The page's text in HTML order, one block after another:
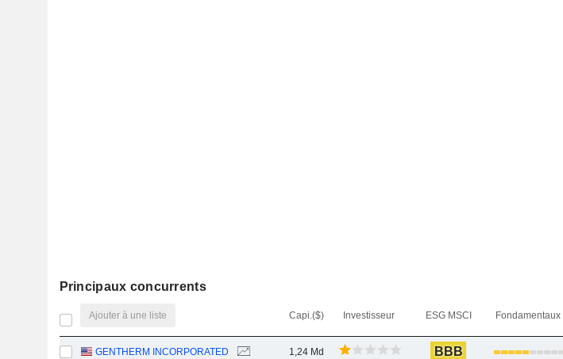
Principaux concurrents
Ajouter à une liste Capi.($) Investisseur ESG MSCI Fondamentaux
GENTHERM INCORPORATED 1,24 Md BBB